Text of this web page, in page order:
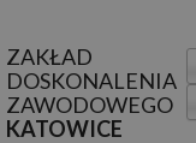
ZAKŁAD
DOSKONALENIA
ZAWODOWEGO
KATOWICE